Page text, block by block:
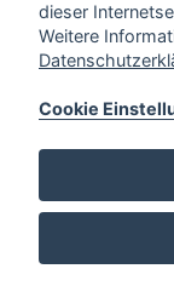
© ITG
Cookie
dieser
Weitere
Cookie